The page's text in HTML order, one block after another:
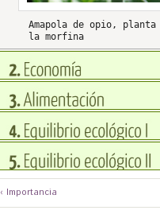
Amapola de opio,
la morfina
‹ Importancia